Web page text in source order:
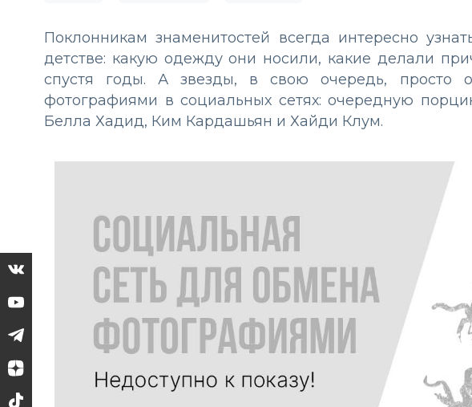
Поклонникам знаменитостей всегда интересно
детстве: какую одежду они носили, какие делали
спустя годы. А звезды, в свою очередь, просто
фотографиями в социальных сетях: очередную
Белла Хадид, Ким Кардашьян и Хайди Клум.